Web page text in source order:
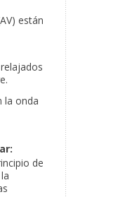
están
la onda
de